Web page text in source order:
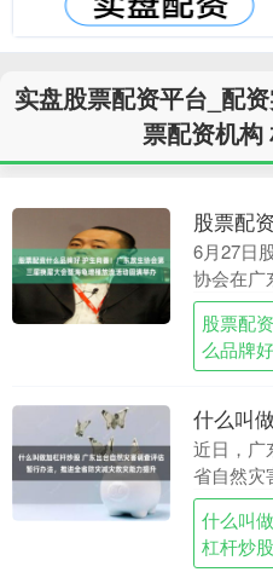
实盘股票配资平台_配
票配资机构
6月27日
协会在广
举办第三
动。 广
长、广
股票配
么品牌好
近日，广
省自然灾
称《办法
然灾害
应对经
什么叫
杠杆炒股